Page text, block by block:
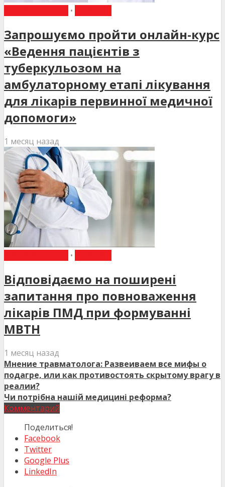
•
Запрошуємо пройти онлайн-курс
«Ведення пацієнтів з
туберкульозом на
амбулаторному етапі лікування
для лікарів первинної медичної
допомоги»
1 месяц назад
•
Відповідаємо на поширені
запитання про повноваження
лікарів ПМД при формуванні
МВТН
1 месяц назад
Мнение травматолога: Развеиваем все мифы о
подагре, или как противостоять скрытому врагу в
реалии?
Чи потрібна нашій медицині реформа?
Комментарий
Поделиться!
Facebook
Twitter
Google Plus
LinkedIn